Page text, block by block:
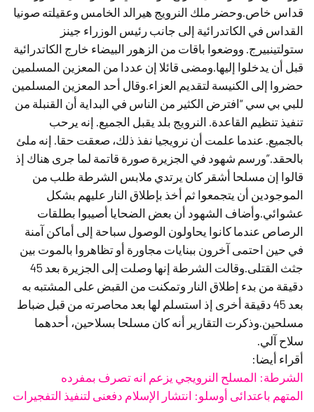
قداس خاص.وحضر ملك النرويج هيرالد الخامس وعقيلته صونيا
القداس في الكاتدرائية إلى جانب رئيس الوزراء جينز
ستولتينبيرج. ووضعوا باقات من الزهور البيضاء خارج الكاتدرائية
قبل أن يدخلوا إليها.ومضى قائلا إن عددا من المعزين المسلمين
حضروا إلى الكنيسة لتقديم العزاء.وقال أحد المعزين المسلمين
للبي بي سي “افترض الكثير من الناس في البداية أن القنبلة من
تنفيذ تنظيم القاعدة. النرويج بلد يقبل الجميع. إنه يرحب
بالجميع. عندما علمت أن نرويجيا نفذ ذلك، صعقت حقا. إنه ملئ
بالحقد.”ورسم شهود في الجزيرة صورة قاتمة لما جرى هناك إذ
قالوا إن مسلحا أشقر كان يرتدي ملابس الشرطة طلب من
الموجودين أن يتجمعوا ثم أخذ بإطلاق النار عليهم بشكل
عشوائي.وأضاف الشهود أن بعض الضحايا أصيبوا بطلقات
الرصاص عندما كانوا يحاولون الوصول سباحة إلى أماكن آمنة
في حين احتمى آخرون ببنايات مجاورة أو تظاهروا بالموت بين
جثث القتلى.وقالت الشرطة إنها وصلت إلى الجزيرة بعد 45
دقيقة من بدء إطلاق النار وتمكنت من القبض على المشتبه به
بعد 45 دقيقة أخرى إذ استسلم لها بعد محاصرته من قبل ضباط
مسلحين.وذكرت التقارير أنه كان مسلحا بسلاحين، أحدهما
سلاح آلي.
أقراء أيضا:
الشرطة: المسلح النرويجي يزعم انه تصرف بمفرده
المتهم باعتدائى أوسلو: انتشار الإسلام دفعنى لتنفيذ التفجيرات